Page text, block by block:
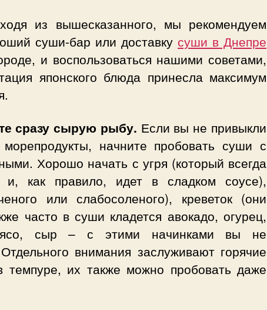
из вышесказанного, мы рекомендуем
суши-бар или доставку суши в Днепре
и воспользоваться нашими советами,
японского блюда принесла максимум
сразу сырую рыбу. Если вы не привыкли
начните пробовать суши с
Хорошо начать с угря (который всегда
и, как правило, идет в сладком соусе),
или слабосоленого), креветок (они
часто в суши кладется авокадо, огурец,
сыр – с этими начинками вы не
внимания заслуживают горячие
их также можно пробовать даже